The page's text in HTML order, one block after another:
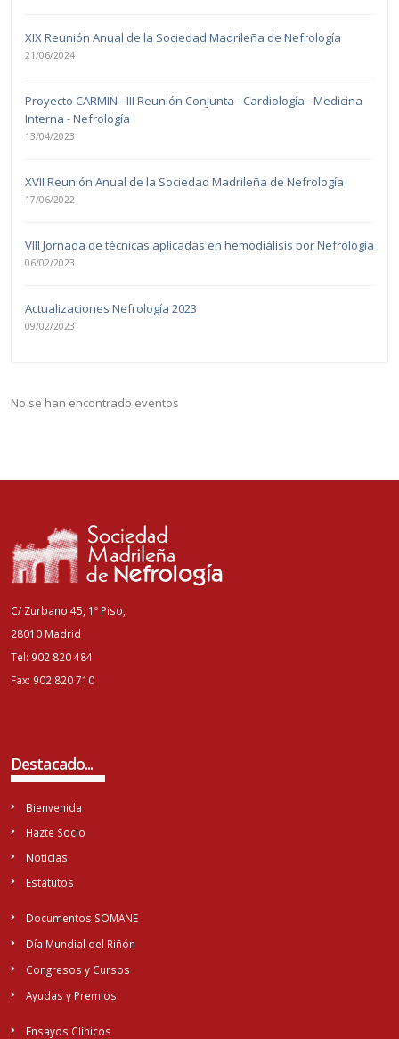
XIX Reunión Anual de la Sociedad Madrileña de Nefrología
21/06/2024
Proyecto CARMIN - III Reunión Conjunta - Cardiología - Medicina
Interna - Nefrología
13/04/2023
XVII Reunión Anual de la Sociedad Madrileña de Nefrología
17/06/2022
VIII Jornada de técnicas aplicadas en hemodiálisis por Nefrología
06/02/2023
Actualizaciones Nefrología 2023
09/02/2023
No se han encontrado eventos
C/ Zurbano 45, 1º Piso,
28010 Madrid
Tel: 902 820 484
Fax: 902 820 710
Destacado...
Bienvenida
Hazte Socio
Noticias
Estatutos
Documentos SOMANE
Día Mundial del Riñón
Congresos y Cursos
Ayudas y Premios
Ensayos Clínicos